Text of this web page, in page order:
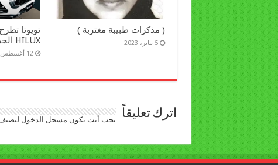
( مذكرات طبيبة مغتربة )
5 يناير، 2023
تويوتا
HILUX الجبارة
12 أغسطس، 2021
اترك تعليقاً يجب أنت تكون مسجل الدخول لتضيف